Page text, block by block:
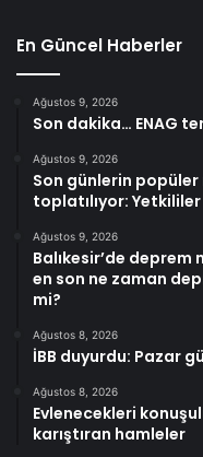
En Güncel Haberler
Ağustos 9, 2026
Son dakika… ENAG
Ağustos 9, 2026
Son günlerin
toplatılıyor: Yetkililer
Ağustos 9, 2026
Balıkesir’de deprem
en son ne zaman
mi?
Ağustos 8, 2026
İBB duyurdu: Pazar
Ağustos 8, 2026
Evlenecekleri
karıştıran hamleler